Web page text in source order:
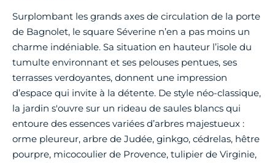
Surplombant les grands axes de circulation de la porte
de Bagnolet, le square Séverine n’en a pas moins un
charme indéniable. Sa situation en hauteur l’isole du
tumulte environnant et ses pelouses pentues, ses
terrasses verdoyantes, donnent une impression
d’espace qui invite à la détente. De style néo-classique,
la jardin s'ouvre sur un rideau de saules blancs qui
entoure des essences variées d’arbres majestueux :
orme pleureur, arbre de Judée, ginkgo, cédrelas, hêtre
pourpre, micocoulier de Provence, tulipier de Virginie,